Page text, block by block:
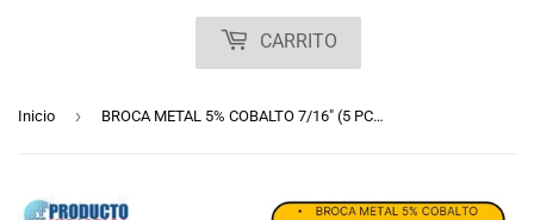
CARRITO
Inicio › BROCA METAL 5% COBALTO 7/16" (5 PCS) "HB-CISER"